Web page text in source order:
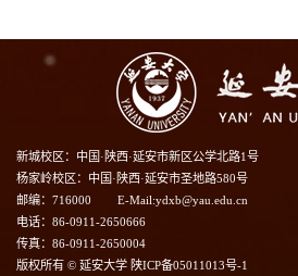
新城校区：中国·陕西·延安市新区公学北路1号
杨家岭校区：中国·陕西·延安市圣地路580号
邮编：716000
E-Mail:ydxb@yau.edu.cn
电话：86-0911-2650666
传真：86-0911-2650004
版权所有 © 延安大学 陕ICP备05011013号-1